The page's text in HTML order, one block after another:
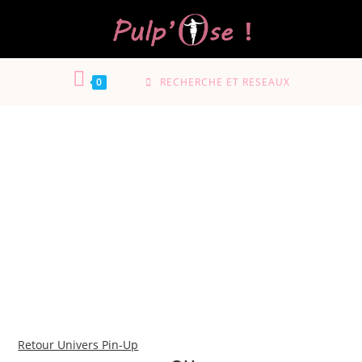
0 RECHERCHE ET RESEAUX
Retour Univers Pin-Up